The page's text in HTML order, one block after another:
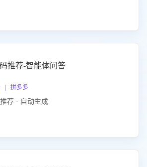
推荐-智能体问答
| 拼多多
荐 · 自动生成